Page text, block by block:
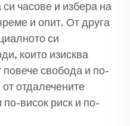
часове и избера на
и опит. От друга
си
които изисква
повече свобода и по-
отдалечените
висок риск и по-